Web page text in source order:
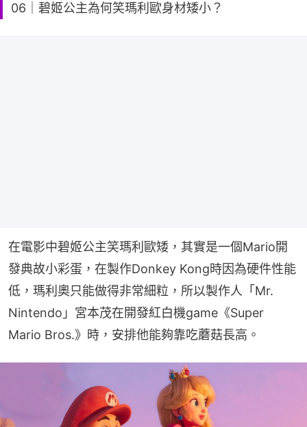
06｜碧姬公主為何笑瑪利歐身材矮小？
在電影中碧姬公主笑瑪利歐矮，其實是一個Mario開
發典故小彩蛋，在製作Donkey Kong時因為硬件性能
低，瑪利奧只能做得非常細粒，所以製作人「Mr.
Nintendo」宮本茂在開發紅白機game《Super
Mario Bros.》時，安排他能夠靠吃蘑菇長高。